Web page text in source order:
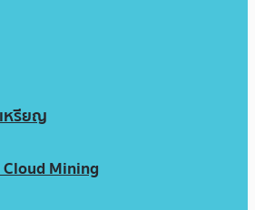
หรียญ
Mining